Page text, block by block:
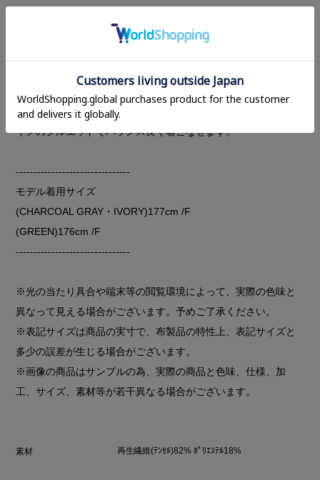
丈も長めなので羽織りの裾からフリンジを覗かせる等のレイヤ
どちらでも前後2WAYで着用していただけます。
ワイドパンツやナローなスカートなどと合わせていただくとIラ
インのシルエットでバランス良く着こなせます。
--------------------------------
モデル着用サイズ
(CHARCOAL GRAY・IVORY)177cm /F
(GREEN)176cm /F
--------------------------------
※光の当たり具合や端末等の閲覧環境によって、実際の色味と
異なって見える場合がございます。予めご了承ください。
※表記サイズは商品の実寸で、布製品の特性上、表記サイズと
多少の誤差が生じる場合がございます。
※画像の商品はサンプルの為、実際の商品と色味、仕様、加
工、サイズ、素材等が若干異なる場合がございます。
素材 再生繊維(ﾃﾝｾﾙ)82% ﾎﾟﾘｴｽﾃﾙ18%